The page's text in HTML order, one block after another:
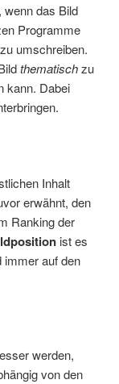
wenn das Bild
Programme
zu umschreiben.
thematischzu
kann. Dabei
Inhalt
erwähnt, den
Ranking der
ist es
immer auf den
werden,
von den